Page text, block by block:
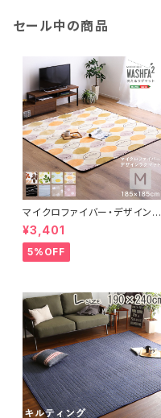
セール中の商品
マイクロファイバー・デザインラ
グマットMサイズ（185×185cm）
洗えるラグマット 【WASHFA2】
FRG-D2-M
¥3,401
5%OFF